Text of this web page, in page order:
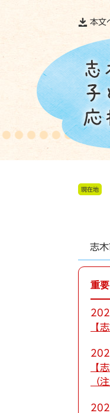
本
本文
現在地
志
重
【
【
（